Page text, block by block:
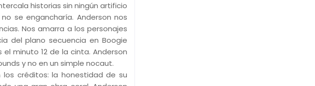
historias sin ningún artificio
se engancharía. Anderson nos
Nos amarra a los personajes
del plano secuencia en Boogie
minuto 12 de la cinta. Anderson
y no en un simple nocaut.
créditos: la honestidad de su